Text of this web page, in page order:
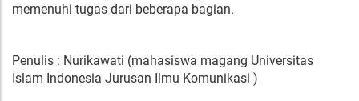
memenuhi tugas dari beberapa bagian.
Penulis : Nurikawati (mahasiswa magang Universitas
Islam Indonesia Jurusan Ilmu Komunikasi )